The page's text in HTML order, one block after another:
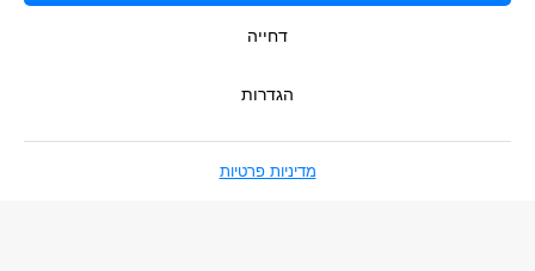
בניית אתריםSmart Soft Web
דחייה
הגדרות
מדיניות פרטיות